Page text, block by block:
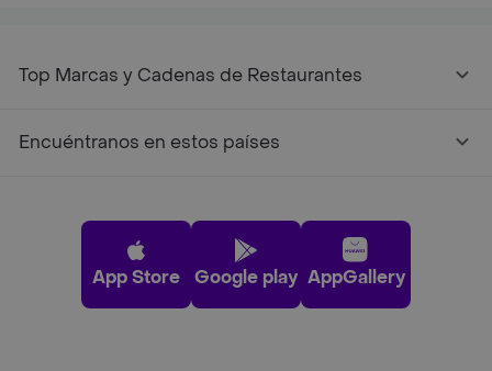
Top Marcas y Cadenas de Restaurantes
Encuéntranos en estos países
App Store Google play AppGallery